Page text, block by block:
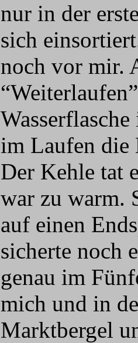
nur in der
sich
noch vor mir.
im Laufen die
Der Kehle tat
war zu warm.
auf einen
sicherte noch
genau im
mich und in
Marktbergel